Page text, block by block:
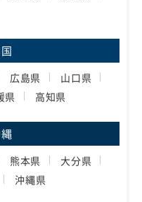
広島県
山口県
県 高知県
熊本県
大分県
沖縄県